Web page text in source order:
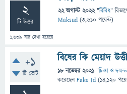
2
টি উত্তর
1,639 বার দেখা হয়েছে
22 অগাস্ট 2022 "বিবিধ"
Maksud (3,610 পয়েন্ট)
+1
টি ভোট
বিষের কি মেয়াদ
18 নভেম্বর 2021 "চিন্তা ও
করেছেনFake Id (14,120